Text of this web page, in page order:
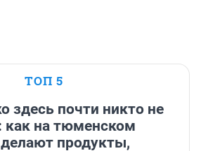
ТОП 5
здесь почти никто не
как на тюменском
продукты,